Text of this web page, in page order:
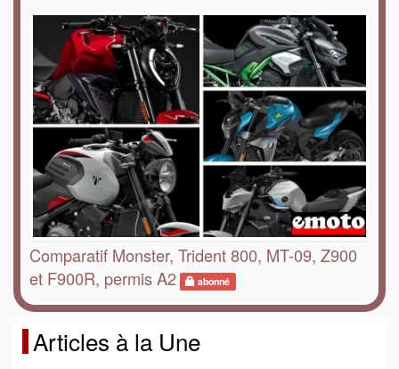
Comparatif Monster, Trident 800, MT-09, Z900
et F900R, permis A2
abonné
Articles à la Une